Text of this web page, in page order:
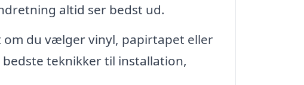
altid ser bedst ud.
om du vælger vinyl, papirtapet eller
teknikker til installation,